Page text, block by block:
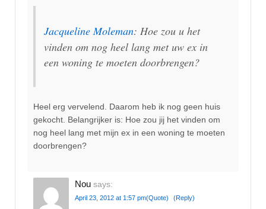
Jacqueline Moleman: Hoe zou u het
vinden om nog heel lang met uw ex in
een woning te moeten doorbrengen?
Heel erg vervelend. Daarom heb ik nog geen huis
gekocht. Belangrijker is: Hoe zou jij het vinden om
nog heel lang met mijn ex in een woning te moeten
doorbrengen?
Nou says:
April 23, 2012 at 1:57 pm(Quote) (Reply)